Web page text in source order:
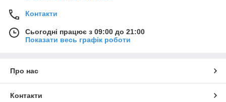
Контакти
Сьогодні працює з 09:00 до 21:00
Показати весь графік роботи
Про нас
Контакти